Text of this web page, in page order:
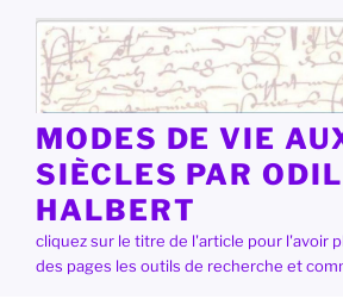
contenu
principal
MODES DE VIE
SIÈCLES PAR
HALBERT
cliquez sur le titre de l'article pour l'avoir
des pages les outils de recherche et